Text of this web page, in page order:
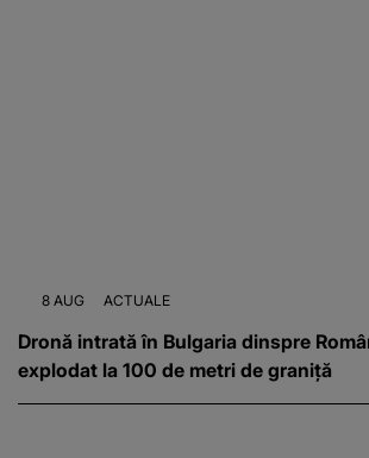
8 AUG ACTUALE
Dronă intrată în Bulgaria dinspre
explodat la 100 de metri de graniță